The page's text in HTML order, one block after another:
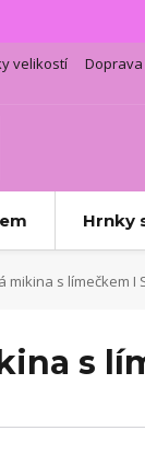
velikostí
Hrnky
mikina s límečkem I
s